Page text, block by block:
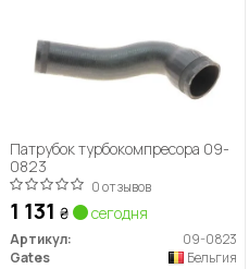
Патрубок турбокомпресора 09-
0823
0 отзывов
1 131 ₴ сегодня
Артикул:
09-0823
Gates
Бельгия